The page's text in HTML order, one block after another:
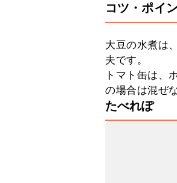
コツ・ポイ
大豆の水煮は
夫です。
トマト缶は、
の場合は混ぜ
たべれぽ